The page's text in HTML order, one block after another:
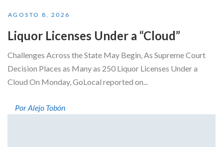
AGOSTO 8, 2026
Liquor Licenses Under a “Cloud”
Challenges Across the State May Begin, As Supreme Court
Decision Places as Many as 250 Liquor Licenses Under a
Cloud On Monday, GoLocal reported on...
Por Alejo Tobón